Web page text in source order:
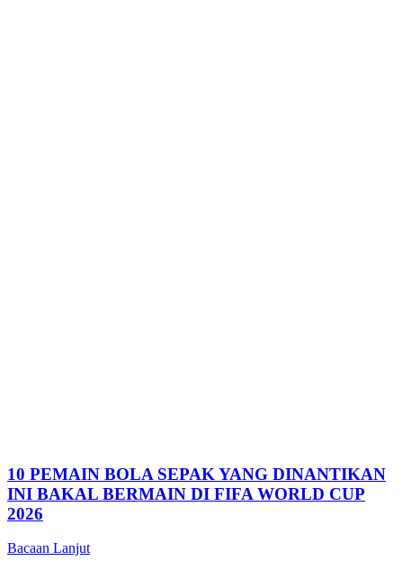
10 PEMAIN BOLA SEPAK YANG DINANTIKAN
INI BAKAL BERMAIN DI FIFA WORLD CUP
2026
Bacaan Lanjut